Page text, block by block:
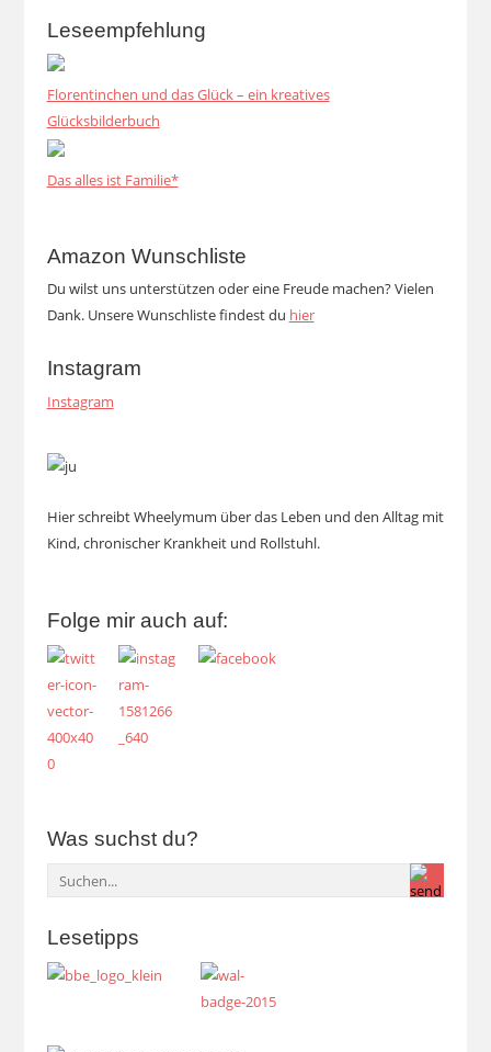
Leseempfehlung
Florentinchen und das Glück – ein kreatives
Glücksbilderbuch
Das alles ist Familie*
Amazon Wunschliste
Du wilst uns unterstützen oder eine Freude machen? Vielen
Dank. Unsere Wunschliste findest du hier
Instagram
Instagram
Hier schreibt Wheelymum über das Leben und den Alltag mit
Kind, chronischer Krankheit und Rollstuhl.
Folge mir auch auf:
Was suchst du?
Lesetipps